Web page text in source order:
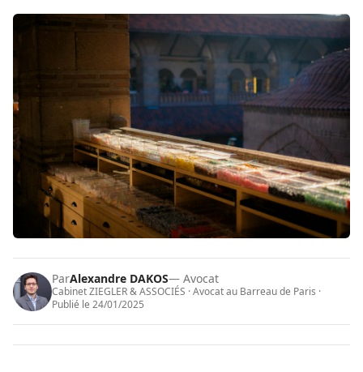
ParAlexandre DAKOS— Avocat
Cabinet ZIEGLER & ASSOCIÉS · Avocat au Barreau de Paris ·
Publié le 24/01/2025